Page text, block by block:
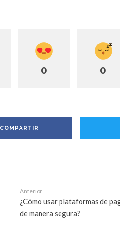
0 0
COMPARTIR
Anterior
¿Cómo usar plataformas de
de manera segura?